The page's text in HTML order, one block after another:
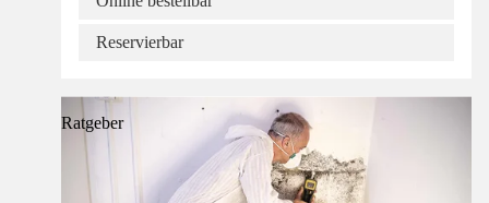
Reservierbar
Ratgeber